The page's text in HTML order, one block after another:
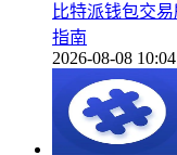
比特派钱包交
指南
2026-08-08